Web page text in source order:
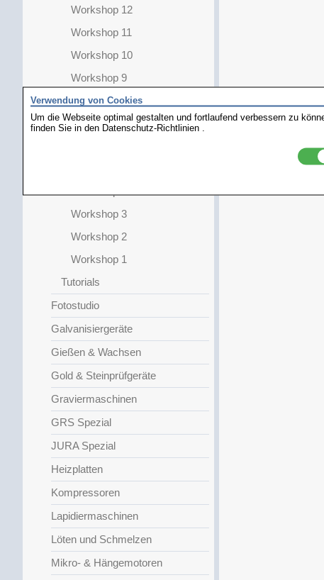
Workshop 12
Workshop 11
Workshop 10
Workshop 9
Workshop 8
Workshop 7
Workshop 3
Workshop 2
Workshop 1
Tutorials
Fotostudio
Galvanisiergeräte
Gießen & Wachsen
Gold & Steinprüfgeräte
Graviermaschinen
GRS Spezial
JURA Spezial
Heizplatten
Kompressoren
Lapidiermaschinen
Löten und Schmelzen
Mikro- & Hängemotoren
Verwendung von Cookies
Um die Webseite optimal gestalten und fortlaufend verbessern zu
finden Sie in den Datenschutz-Richtlinien